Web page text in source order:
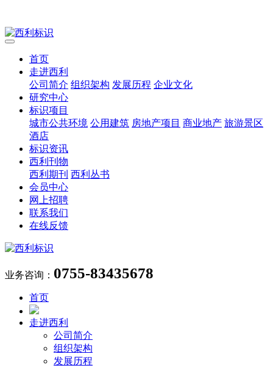
首页
走进西利
公司简介 组织架构 发展历程 企业文化
研究中心
标识项目
城市公共环境 公用建筑 房地产项目 商业地产 旅游景区
酒店
标识资讯
西利刊物
西利期刊 西利丛书
会员中心
网上招聘
联系我们
在线反馈
业务咨询： 0755-83435678
首页
走进西利
公司简介
组织架构
发展历程